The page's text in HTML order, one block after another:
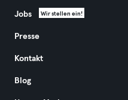
Jobs Wir stellen ein!
Presse
Kontakt
Blog